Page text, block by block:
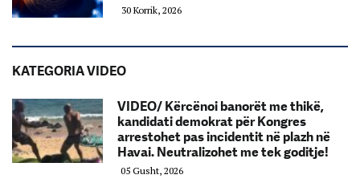
30 Korrik, 2026
KATEGORIA VIDEO
VIDEO/ Kërcënoi banorët me thikë,
kandidati demokrat për Kongres
arrestohet pas incidentit në plazh në
Havai. Neutralizohet me tek goditje!
05 Gusht, 2026